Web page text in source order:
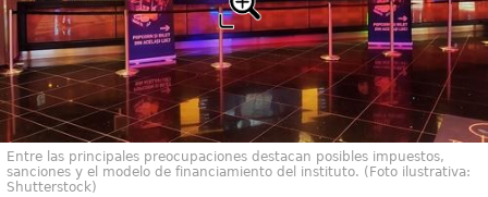
Entre las principales preocupaciones destacan posibles impuestos,
sanciones y el modelo de financiamiento del instituto. (Foto ilustrativa:
Shutterstock)